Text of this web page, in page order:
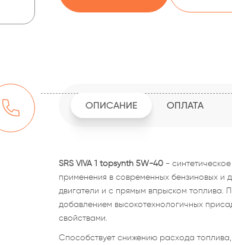
ОПИСАНИЕ ОПЛАТА
SRS VIVA 1 topsynth 5W-40-
применения в современных бензиновых и
двигатели и с прямым впрыском топлива.
добавлением высокотехнологичных
свойствами.
Способствует снижению расхода